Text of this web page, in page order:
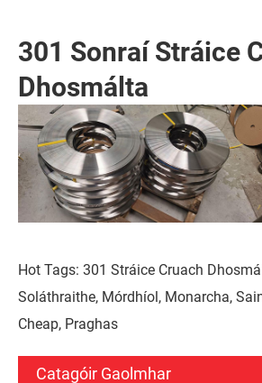
301 Sonraí Stráice
Dhosmálta
Hot Tags: 301 Stráice Cruach
Soláthraithe, Mórdhíol, Monarcha,
Cheap, Praghas
Catagóir Gaolmhar